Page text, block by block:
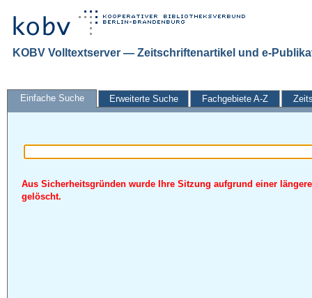
KOBV Volltextserver — Zeitschriftenartikel und e-
Einfache Suche Erweiterte Suche Fachgebiete A-Z
Aus Sicherheitsgründen wurde Ihre Sitzung aufgrund einer
gelöscht.